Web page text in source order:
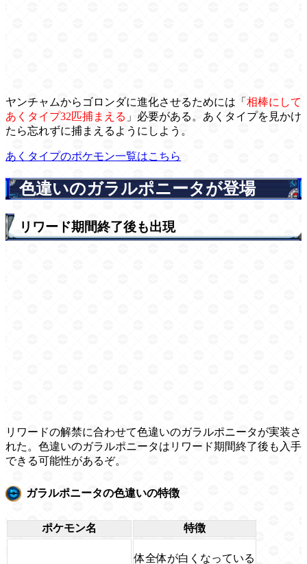
ヤンチャムからゴロンダに進化させるためには「 相棒にして
あくタイプ32匹捕まえる 」必要がある。あくタイプを見かけ
たら忘れずに捕まえるようにしよう。
あくタイプのポケモン一覧はこちら
色違いのガラルポニータが登場
リワード期間終了後も出現
リワードの解禁に合わせて色違いのガラルポニータが実装さ
れた。色違いのガラルポニータはリワード期間終了後も入手
できる可能性があるぞ。
ガラルポニータの色違いの特徴
ポケモン名 特徴
体全体が白くなっている